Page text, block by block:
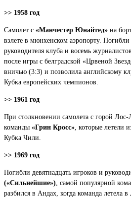
>> 1958 год
Самолет с «Манчестер Юнайтед» на
взлете в мюнхенском аэропорту.
руководителя клуба и восемь
после игры с белградской «Црвеной
вничью (3:3) и позволила английскому
Кубка европейских чемпионов.
>> 1961 год
При столкновении самолета с горой
команды «Грин Кросс» , которые летели
Кубка Чили.
>> 1969 год
Погибли девятнадцать игроков и
(«Сильнейшие») , самой популярной
разбился в Андах, когда команда летела в